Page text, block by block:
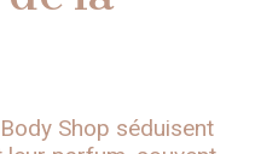
Shop séduisent